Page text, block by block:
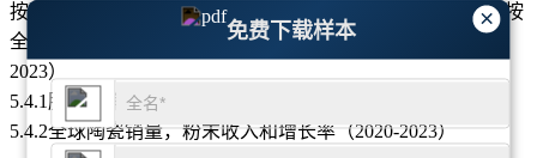
×
免费下载样本
按全球销售收入和市场份额 5.3按类型（2020-2023）按类型按
全球销售价格 5.4全球销售量，收入和增长率按类型（2020-
2023）
5.4.1胶体的销量，收入和增长率（2020-2023）
5.4.2全球陶瓷销量，粉末收入和增长率（2020-2023）